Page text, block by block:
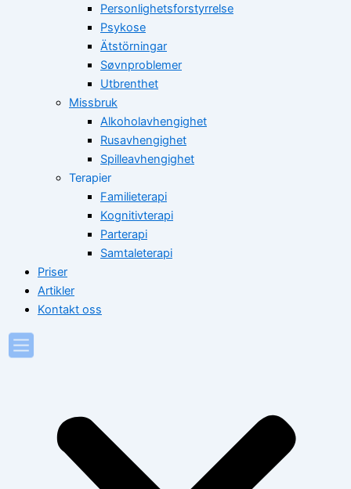
Personlighetsforstyrrelse
Psykose
Ätstörningar
Søvnproblemer
Utbrenthet
Missbruk
Alkoholavhengighet
Rusavhengighet
Spilleavhengighet
Terapier
Familieterapi
Kognitivterapi
Parterapi
Samtaleterapi
Priser
Artikler
Kontakt oss